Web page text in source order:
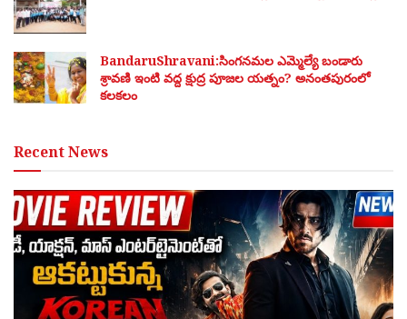
BandaruShravani:సింగనమల ఎమ్మెల్యే బండారు
శ్రావణి ఇంటి వద్ద క్షుద్ర పూజల యత్నం? అనంతపురంలో
కలకలం
Recent News